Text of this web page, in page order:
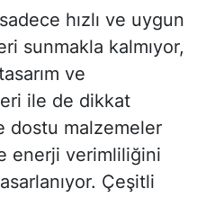
hızlı ve uygun
sunmakla kalmıyor,
ve
ile de dikkat
dostu malzemeler
enerji verimliliğini
Çeşitli